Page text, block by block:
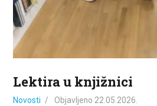
Lektira u knjižnici
Novosti Objavljeno 22.05.2026.